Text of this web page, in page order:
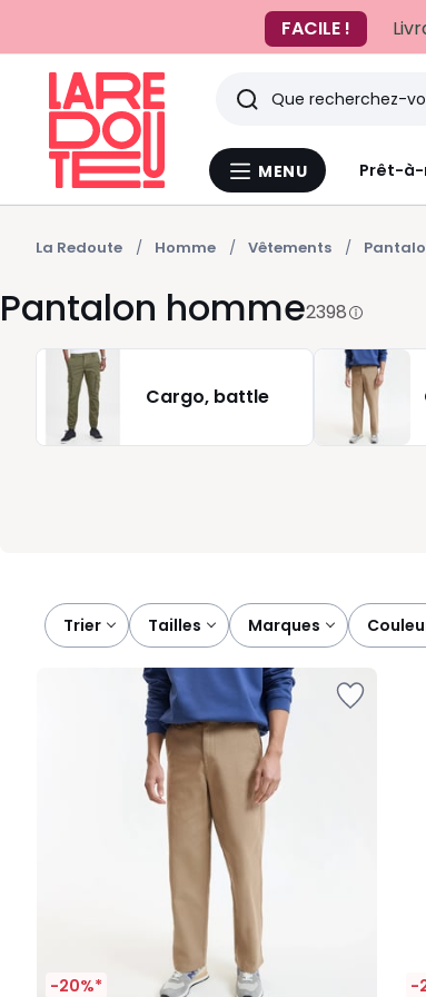
FACILE !
Menu
MENU Prêt-
Rechercher
Derniers
articles
vus
La Redoute Homme Vêtements
Pantalon homme2398
Cargo, battle
Trier
tailles marques
-20%* -